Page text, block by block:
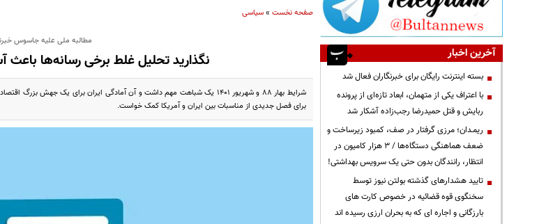
صفحه نخست»سیاسی
مطالبه ملی علیه جاسوس
نگذارید تحلیل غلط برخی رسانه‌ها
برای فصل جدیدی از مناسبات بین ایران و آمریکا کمک خواست.
آخرین اخبار
بسته اینترنت رایگان برای خبرنگاران فعال شد
با اعتراف یکی از متهمان، ابعاد تازه‌ای از پرونده
ربایش و قتل حمیدرضا رجب‌زاده آشکار شد
ریمـدان؛ مرزی گرفتار در صف، کمبود زیرساخت و
ضعف هماهنگی دستگاه‌ها / ۳ هزار کامیون در
انتظار، رانندگان بدون حتی یک سرویس بهداشتی!
تایید هشدارهای گذشته بولتن نیوز توسط
سخنگوی قوه قضائیه در خصوص کارت های
بارزگانی و اجاره ای که به بحران ارزی رسیده اند